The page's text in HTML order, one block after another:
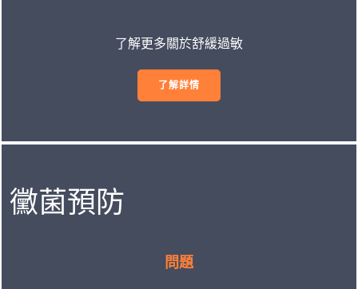
了解更多關於舒緩過敏
了解詳情
黴菌預防
問題